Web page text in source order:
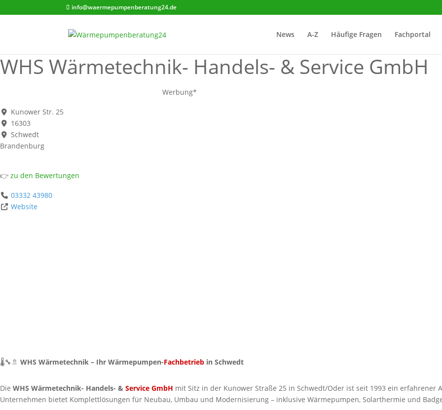
info@waermepumpenberatung24.de
News A-Z Häufige Fragen Fachportal
WHS Wärmetechnik- Handels- & Service GmbH
Werbung*
Kunower Str. 25
16303
Schwedt
Brandenburg
👉 zu den Bewertungen
03332 43980
Website
🌡️🔧🚿 WHS Wärmetechnik – Ihr Wärmepumpen-Fachbetrieb in Schwedt
Die WHS Wärmetechnik- Handels- & Service GmbH mit Sitz in der Kunower Straße 25 in Schwedt/Oder ist seit 1993 ein erfahrener
Unternehmen bietet Komplettlösungen für Neubau, Umbau und Modernisierung – inklusive Wärmepumpen, Solarthermie und